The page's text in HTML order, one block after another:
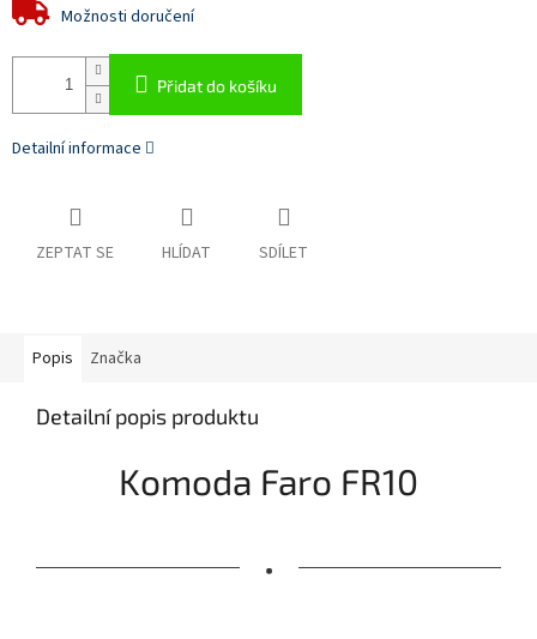
Možnosti doručení
Přidat do košíku
Detailní informace
ZEPTAT SE HLÍDAT SDÍLET
Popis Značka
Detailní popis produktu
Komoda Faro FR10
•